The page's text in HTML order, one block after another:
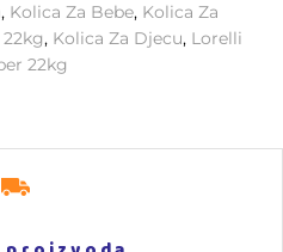
, Kolica Za Bebe, Kolica Za
, Kolica Za Djecu, Lorelli
22kg